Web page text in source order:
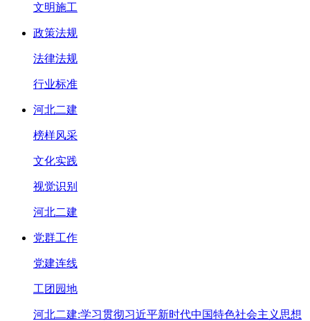
文明施工
政策法规
法律法规
行业标准
河北二建
榜样风采
文化实践
视觉识别
河北二建
党群工作
党建连线
工团园地
河北二建:学习贯彻习近平新时代中国特色社会主义思想